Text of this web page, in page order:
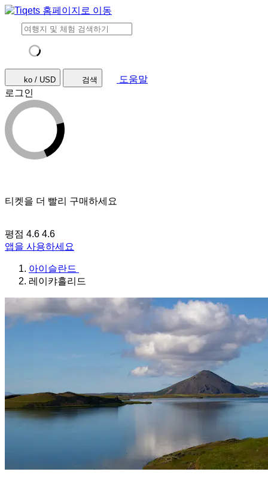
ko / USD 검색
도움말
로그인
티켓을 더 빨리 구매하세요
평점 4.6 4.6
앱을 사용하세요
아이슬란드
레이캬흘리드